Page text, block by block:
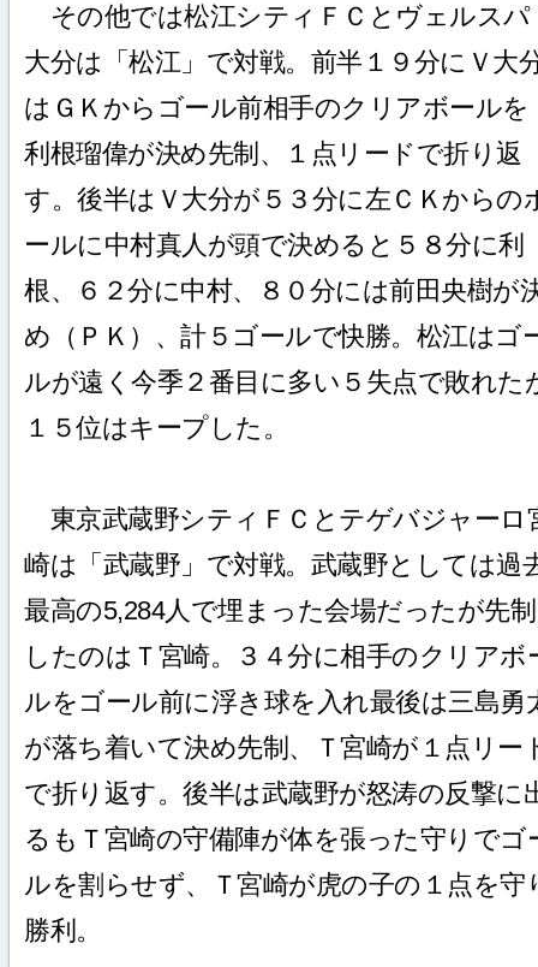
その他では松江シティＦＣとヴェルスパ
大分は「松江」で対戦。前半１９分にＶ大
はＧＫからゴール前相手のクリアボールを
利根瑠偉が決め先制、１点リードで折り返
す。後半はＶ大分が５３分に左ＣＫからの
ールに中村真人が頭で決めると５８分に利
根、６２分に中村、８０分には前田央樹が
め（ＰＫ）、計５ゴールで快勝。松江はゴ
ルが遠く今季２番目に多い５失点で敗れた
１５位はキープした。
東京武蔵野シティＦＣとテゲバジャーロ
崎は「武蔵野」で対戦。武蔵野としては過
最高の5,284人で埋まった会場だったが先制
したのはＴ宮崎。３４分に相手のクリアボ
ルをゴール前に浮き球を入れ最後は三島勇
が落ち着いて決め先制、Ｔ宮崎が１点リー
で折り返す。後半は武蔵野が怒涛の反撃に
るもＴ宮崎の守備陣が体を張った守りでゴ
ルを割らせず、Ｔ宮崎が虎の子の１点を守
勝利。